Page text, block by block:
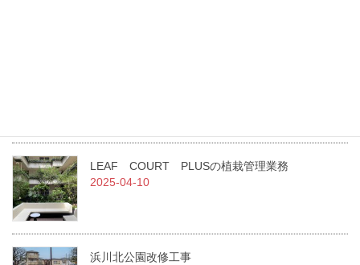
LEAF COURT PLUSの植栽管理業務
2025-04-10
浜川北公園改修工事